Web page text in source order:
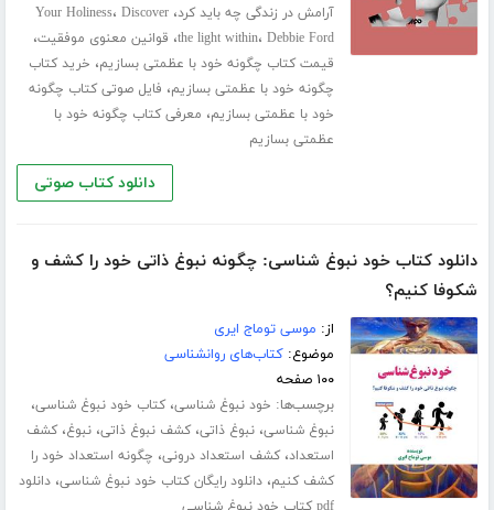
آرامش در زندگی چه باید کرد، Your Holiness، Discover
the light within، Debbie Ford ، قوانین معنوی موفقیت،
قیمت کتاب چگونه خود با عظمتی بسازیم، خرید کتاب
چگونه خود با عظمتی بسازیم، فایل صوتی کتاب چگونه
خود با عظمتی بسازیم، معرفی کتاب چگونه خود با
عظمتی بسازیم
دانلود کتاب صوتی
دانلود کتاب خود نبوغ شناسی: چگونه نبوغ ذاتی خود را کشف و
شکوفا کنیم؟
از: موسی توماج ایری
موضوع:کتاب‌های روانشناسی
۱۰۰ صفحه
برچسب‌ها: خود نبوغ شناسی،کتاب خود نبوغ شناسی،
نبوغ شناسی،نبوغ ذاتی،کشف نبوغ ذاتی،نبوغ،کشف
استعداد،کشف استعداد درونی، چگونه استعداد خود را
کشف کنیم،دانلود رایگان کتاب خود نبوغ شناسی،دانلود